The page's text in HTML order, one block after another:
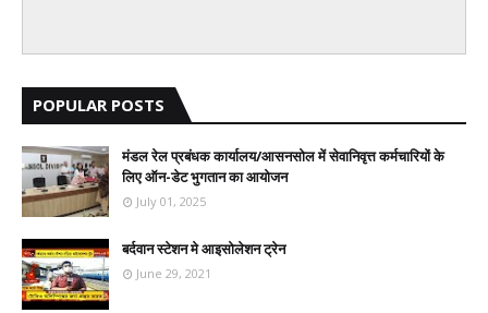
POPULAR POSTS
मंडल रेल प्रबंधक कार्यालय/आसनसोल में सेवानिवृत्त कर्मचारियों के
लिए ऑन-डेट भुगतान का आयोजन
July 01, 2025
बर्दवान स्टेशन मे आइसोलेशन ट्रेन
June 29, 2021